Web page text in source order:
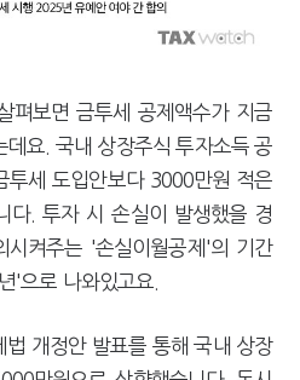
펴보면 금투세 공제액수가 지금
데요. 국내 상장주식 투자소득 공
투세 도입안보다 3000만원 적은
다. 투자 시 손실이 발생했을 경
시켜주는 '손실이월공제'의 기간
'으로 나와있고요.
개정안 발표를 통해 국내 상장